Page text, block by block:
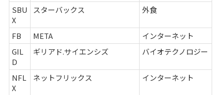
SBU
X
スターバックス 外食
FB META
インターネット
GIL
D
ギリアド.サイエンシズ バイオテクノロジー
NFL
X
ネットフリックス インターネット